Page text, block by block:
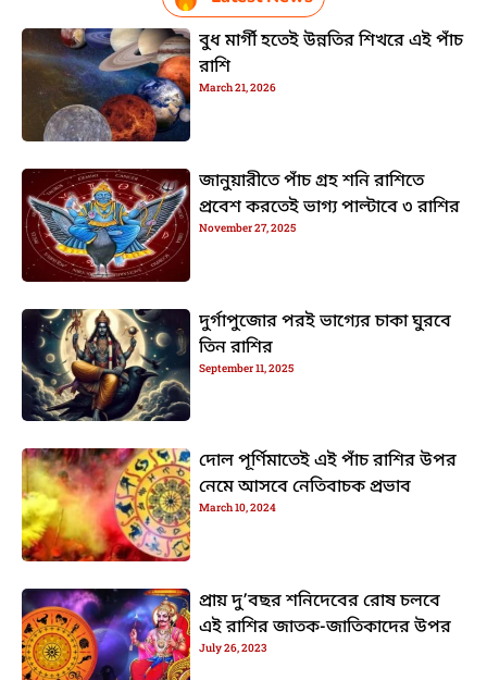
বুধ মার্গী হতেই উন্নতির শিখরে এই পাঁচ
রাশি
March 21, 2026
জানুয়ারীতে পাঁচ গ্রহ শনি রাশিতে
প্রবেশ করতেই ভাগ্য পাল্টাবে ৩ রাশির
November 27, 2025
দুর্গাপুজোর পরই ভাগ্যের চাকা ঘুরবে
তিন রাশির
September 11, 2025
দোল পূর্ণিমাতেই এই পাঁচ রাশির উপর
নেমে আসবে নেতিবাচক প্রভাব
March 10, 2024
প্রায় দু’বছর শনিদেবের রোষ চলবে
এই রাশির জাতক-জাতিকাদের উপর
July 26, 2023